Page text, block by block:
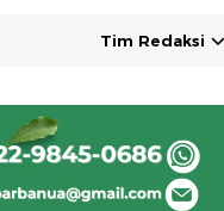
Tim Redaksi